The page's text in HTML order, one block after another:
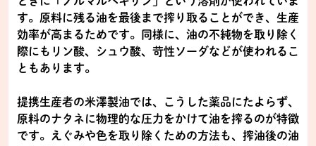
す。原料に残る油を最後まで搾り取ることができ、生産
効率が高まるためです。同様に、油の不純物を取り除く
際にもリン酸、シュウ酸、苛性ソーダなどが使われるこ
ともあります。
提携生産者の米澤製油では、こうした薬品にたよらず、
原料のナタネに物理的な圧力をかけて油を搾るのが特徴
です。えぐみや色を取り除くための方法も、搾油後の油